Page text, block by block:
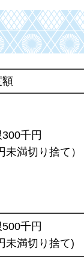
額
300千円
未満切り捨て）
500千円
未満切り捨て)